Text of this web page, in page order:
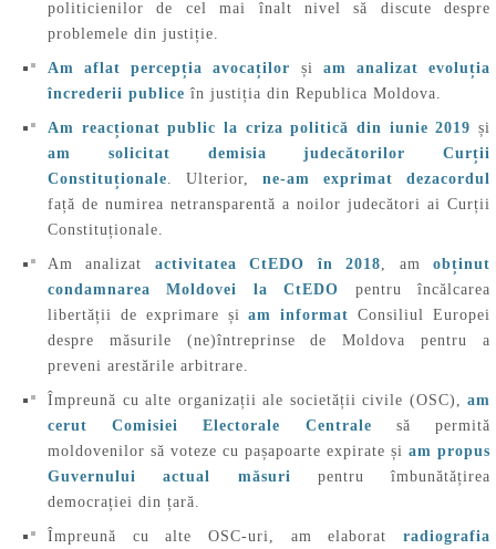
politicienilor de cel mai înalt nivel să discute despre
problemele din justiție.
Am aflat percepția avocaților și am analizat evoluția
încrederii publice în justiția din Republica Moldova.
Am reacționat public la criza politică din iunie 2019 și
am solicitat demisia judecătorilor Curții
Constituționale . Ulterior, ne-am exprimat dezacordul
față de numirea netransparentă a noilor judecători ai Curții
Constituționale.
Am analizat activitatea CtEDO în 2018 , amobținut
condamnarea Moldovei la CtEDO pentru încălcarea
libertății de exprimare șiam informat Consiliul Europei
despre măsurile (ne)întreprinse de Moldova pentru a
preveni arestările arbitrare.
Împreună cu alte organizații ale societății civile (OSC), am
cerut Comisiei Electorale Centrale să permită
moldovenilor să voteze cu pașapoarte expirate și am propus
Guvernului actual măsuri pentru îmbunătățirea
democrației din țară.
Împreună cu alte OSC-uri, am elaborat radiografia